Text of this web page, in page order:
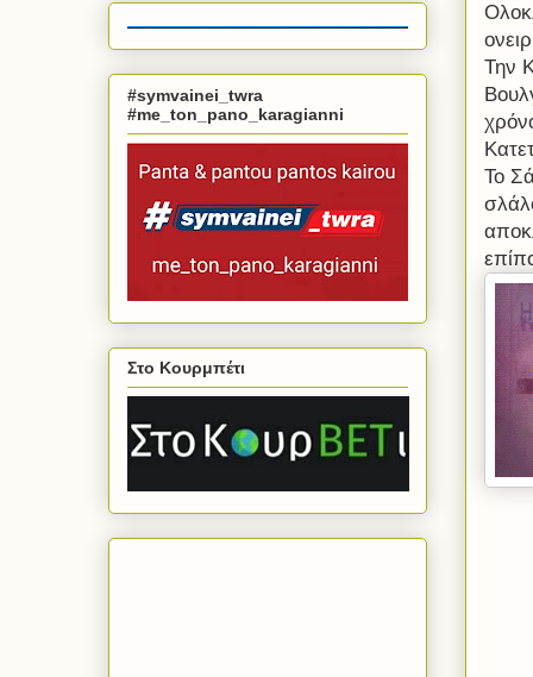
Την
Το
#symvainei_twra
#me_ton_pano_karagianni
Στο Κουρμπέτι